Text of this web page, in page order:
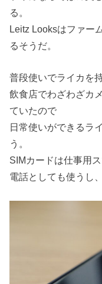
る。
Leitz Looksはファー
るそうだ。
普段使いでライカを
飲食店でわざわざカ
ていたので
日常使いができるラ
う。
SIMカードは仕事用
電話としても使うし